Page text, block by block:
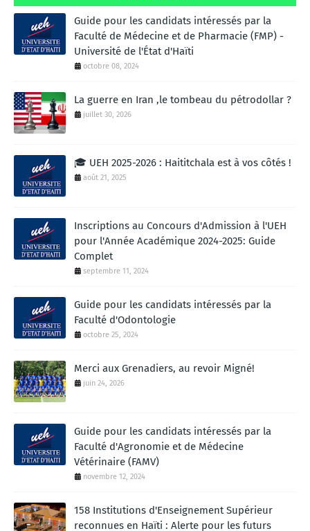
Guide pour les candidats intéressés par la
Faculté de Médecine et de Pharmacie (FMP) -
Université de l'État d'Haïti
octobre 08, 2024
La guerre en Iran ,le tombeau du pétrodollar ?
juillet 30, 2026
🎓 UEH 2025-2026 : Haititchala est à vos côtés !
août 21, 2025
Inscriptions au Concours d'Admission à l'UEH
pour l'Année Académique 2024-2025: Guide
Complet
septembre 11, 2024
Guide pour les candidats intéressés par la
Faculté d'Odontologie
octobre 25, 2024
Merci aux Grenadiers, au revoir Migné!
juin 24, 2026
Guide pour les candidats intéressés par la
Faculté d'Agronomie et de Médecine
Vétérinaire (FAMV)
novembre 12, 2024
158 Institutions d'Enseignement Supérieur
reconnues en Haïti : Alerte pour les futurs